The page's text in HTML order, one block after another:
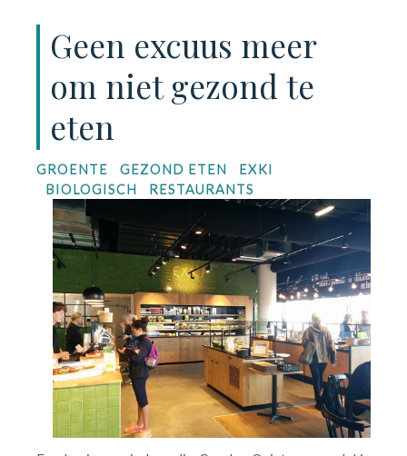
Geen excuus meer
om niet gezond te
eten
GROENTE GEZOND ETEN
EXKI
BIOLOGISCH
RESTAURANTS